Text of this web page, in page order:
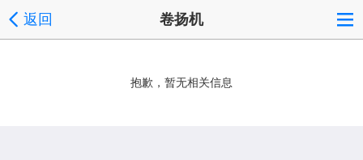
返回 卷扬机
抱歉，暂无相关信息